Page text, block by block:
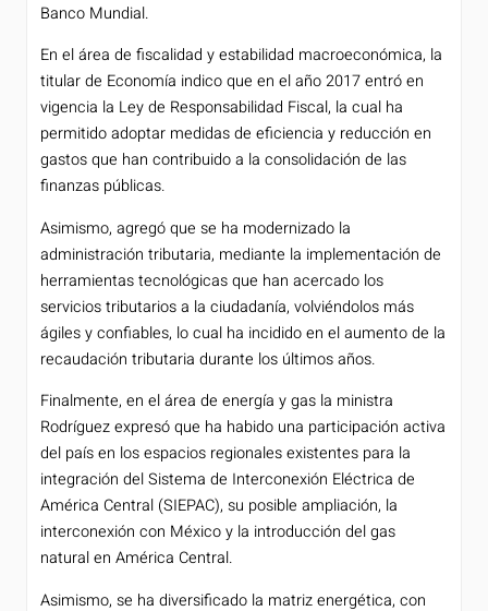
Banco Mundial.
En el área de fiscalidad y estabilidad macroeconómica, la
titular de Economía indico que en el año 2017 entró en
vigencia la Ley de Responsabilidad Fiscal, la cual ha
permitido adoptar medidas de eficiencia y reducción en
gastos que han contribuido a la consolidación de las
finanzas públicas.
Asimismo, agregó que se ha modernizado la
administración tributaria, mediante la implementación de
herramientas tecnológicas que han acercado los
servicios tributarios a la ciudadanía, volviéndolos más
ágiles y confiables, lo cual ha incidido en el aumento de la
recaudación tributaria durante los últimos años.
Finalmente, en el área de energía y gas la ministra
Rodríguez expresó que ha habido una participación activa
del país en los espacios regionales existentes para la
integración del Sistema de Interconexión Eléctrica de
América Central (SIEPAC), su posible ampliación, la
interconexión con México y la introducción del gas
natural en América Central.
Asimismo, se ha diversificado la matriz energética, con